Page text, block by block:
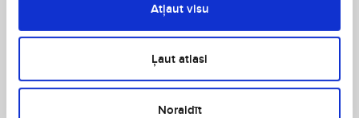
Atļaut visu
Ļaut atlasi
Noraidīt